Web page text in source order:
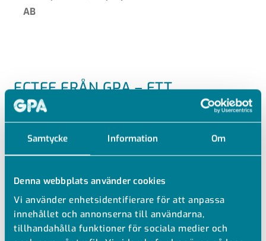
Samtycke Information Om
Denna webbplats använder cookies
Vi använder enhetsidentifierare för att anpassa
innehållet och annonserna till användarna,
tillhandahålla funktioner för sociala medier och
AB
ECTFE FRÅN GPA – ETT
SJÄLVKLART VAL
– För några år sedan så kom ett nytt lösningsmedel
som inte var kompatibelt med PP och gamla
Vi kom då i kontakt med GPA och Råå
Konstruktionsplast som tillsammans kom fram till att
enda lösningen var ECTFE, eftersom är det enda
plastmaterial som kan hantera detta media.